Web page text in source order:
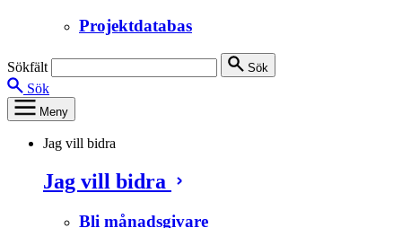
Projektdatabas
Sökfält Sök
Sök
Meny
Jag vill bidra
Jag vill bidra
Bli månadsgivare